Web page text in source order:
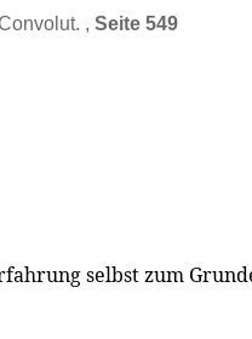
, Seite 549
selbst zum